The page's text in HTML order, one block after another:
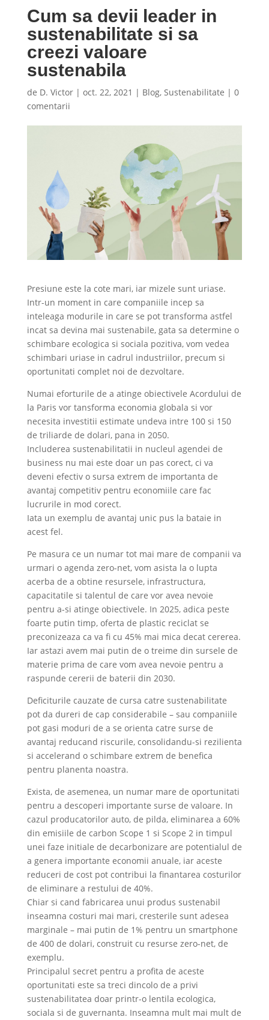
Cum sa devii leader in
sustenabilitate si sa
creezi valoare
sustenabila
de D. Victor| oct. 22, 2021 | Blog, Sustenabilitate | 0
comentarii
Presiune este la cote mari, iar mizele sunt uriase.
Intr-un moment in care companiile incep sa
inteleaga modurile in care se pot transforma astfel
incat sa devina mai sustenabile, gata sa determine o
schimbare ecologica si sociala pozitiva, vom vedea
schimbari uriase in cadrul industriilor, precum si
oportunitati complet noi de dezvoltare.
Numai eforturile de a atinge obiectivele Acordului de
la Paris vor tansforma economia globala si vor
necesita investitii estimate undeva intre 100 si 150
de triliarde de dolari, pana in 2050.
Includerea sustenabilitatii in nucleul agendei de
business nu mai este doar un pas corect, ci va
deveni efectiv o sursa extrem de importanta de
avantaj competitiv pentru economiile care fac
lucrurile in mod corect.
Iata un exemplu de avantaj unic pus la bataie in
acest fel.
Pe masura ce un numar tot mai mare de companii va
urmari o agenda zero-net, vom asista la o lupta
acerba de a obtine resursele, infrastructura,
capacitatile si talentul de care vor avea nevoie
pentru a-si atinge obiectivele. In 2025, adica peste
foarte putin timp, oferta de plastic reciclat se
preconizeaza ca va fi cu 45% mai mica decat cererea.
Iar astazi avem mai putin de o treime din sursele de
materie prima de care vom avea nevoie pentru a
raspunde cererii de baterii din 2030.
Deficiturile cauzate de cursa catre sustenabilitate
pot da dureri de cap considerabile – sau companiile
pot gasi moduri de a se orienta catre surse de
avantaj reducand riscurile, consolidandu-si rezilienta
si accelerand o schimbare extrem de benefica
pentru planenta noastra.
Exista, de asemenea, un numar mare de oportunitati
pentru a descoperi importante surse de valoare. In
cazul producatorilor auto, de pilda, eliminarea a 60%
din emisiile de carbon Scope 1 si Scope 2 in timpul
unei faze initiale de decarbonizare are potentialul de
a genera importante economii anuale, iar aceste
reduceri de cost pot contribui la finantarea costurilor
de eliminare a restului de 40%.
Chiar si cand fabricarea unui produs sustenabil
inseamna costuri mai mari, cresterile sunt adesea
marginale – mai putin de 1% pentru un smartphone
de 400 de dolari, construit cu resurse zero-net, de
exemplu.
Principalul secret pentru a profita de aceste
oportunitati este sa treci dincolo de a privi
sustenabilitatea doar printr-o lentila ecologica,
sociala si de guvernanta. Inseamna mult mai mult de